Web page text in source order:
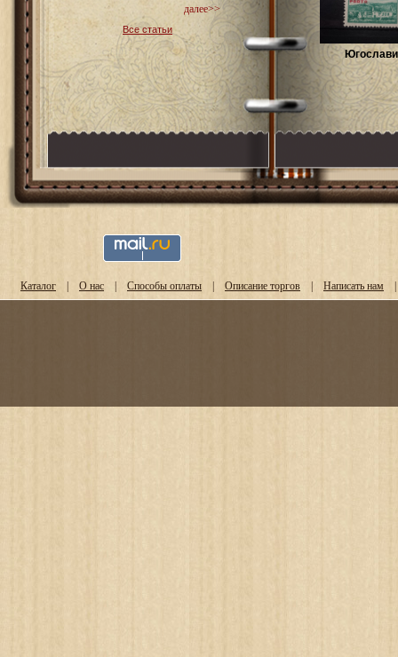
далее>>
Все статьи
Каталог | О нас | Способы оплаты | Описание торгов | Написать нам |